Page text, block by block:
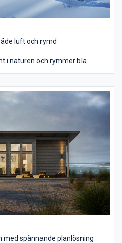
luft och rymd
i naturen och rymmer bla
Totalt rymmer Städjan
och vänner plats utan
ger en känsla av ljus
Städjan även bastu och en
för skidor utan även torkning av
med spännande planlösning